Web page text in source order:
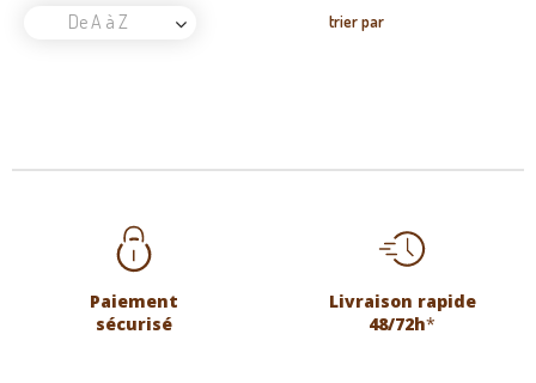
trier par
De A à Z
Paiement
sécurisé
Livraison rapide
48/72h*